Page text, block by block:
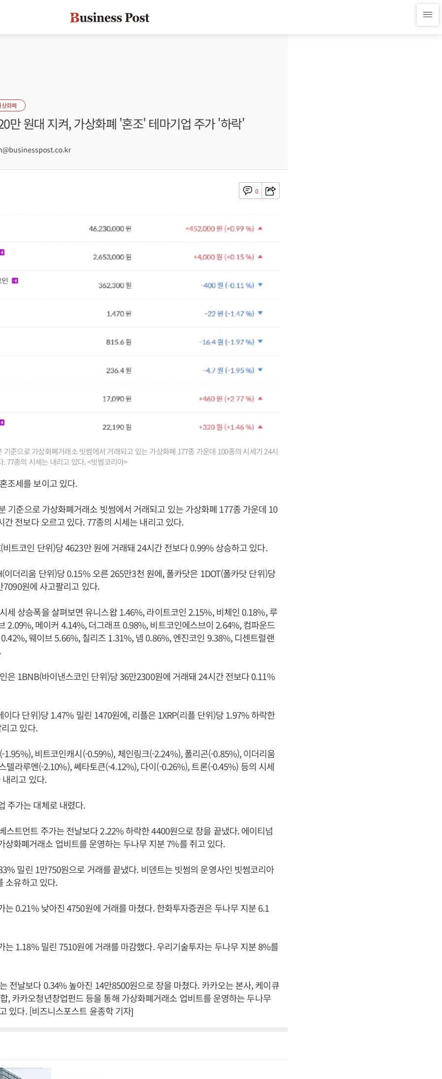
상화폐
만 원대 지켜, 가상화폐 '혼조' 테마기업 주가 '하락'
0
준으로 가상화폐거래소 빗썸에서 거래되고 있는 가상화폐 177종 가운데 100종의 시세가 24시
. 77종의 시세는 내리고 있다. <빗썸코리아>
조세를 보이고 있다.
기준으로 가상화폐거래소 빗썸에서 거래되고 있는 가상화폐 177종 가운데 10
간 전보다 오르고 있다. 77종의 시세는 내리고 있다.
비트코인 단위)당 4623만 원에 거래돼 24시간 전보다 0.99% 상승하고 있다.
이더리움 단위)당 0.15% 오른 265만3천 원에, 폴카닷은 1DOT(폴카닷 단위)당
원에 사고팔리고 있다.
세 상승폭을 살펴보면 유니스왑 1.46%, 라이트코인 2.15%, 비체인 0.18%, 루
2.09%, 메이커 4.14%, 더그래프 0.98%, 비트코인에스브이 2.64%, 컴파운드
웨이브 5.66%, 칠리즈 1.31%, 넴 0.86%, 엔진코인 9.38%, 디센트럴랜
은 1BNB(바이낸스코인 단위)당 36만2300원에 거래돼 24시간 전보다 0.11%
이다 단위)당 1.47% 밀린 1470원에, 리플은 1XRP(리플 단위)당 1.97% 하락한
고 있다.
1.95%), 비트코인캐시(-0.59%), 체인링크(-2.24%), 폴리곤(-0.85%), 이더리움
텔라루멘(-2.10%), 쎄타토큰(-4.12%), 다이(-0.26%), 트론(-0.45%) 등의 시세
리고 있다.
주가는 대체로 내렸다.
스트먼트 주가는 전날보다 2.22% 하락한 4400원으로 장을 끝냈다. 에이티넘
상화폐거래소 업비트를 운영하는 두나무 지분 7%를 쥐고 있다.
밀린 1만750원으로 거래를 끝냈다. 비덴트는 빗썸의 운영사인 빗썸코리아
소유하고 있다.
는 0.21% 낮아진 4750원에 거래를 마쳤다. 한화투자증권은 두나무 지분 6.1
는 1.18% 밀린 7510원에 거래를 마감했다. 우리기술투자는 두나무 지분 8%를
전날보다 0.34% 높아진 14만8500원으로 장을 마쳤다. 카카오는 본사, 케이큐
, 카카오청년창업펀드 등을 통해 가상화폐거래소 업비트를 운영하는 두나무
있다. [비즈니스포스트 윤종학 기자]